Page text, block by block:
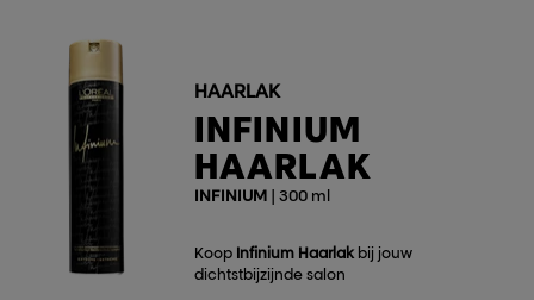
HAARLAK
INFINIUM
HAARLAK
INFINIUM| 300 ml
Koop Infinium Haarlak bij jouw
dichtstbijzijnde salon